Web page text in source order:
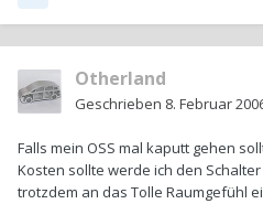
Otherland
Geschrieben 8. Februar
Falls mein OSS mal kaputt gehen
Kosten sollte werde ich den
trotzdem an das Tolle Raumgefühl